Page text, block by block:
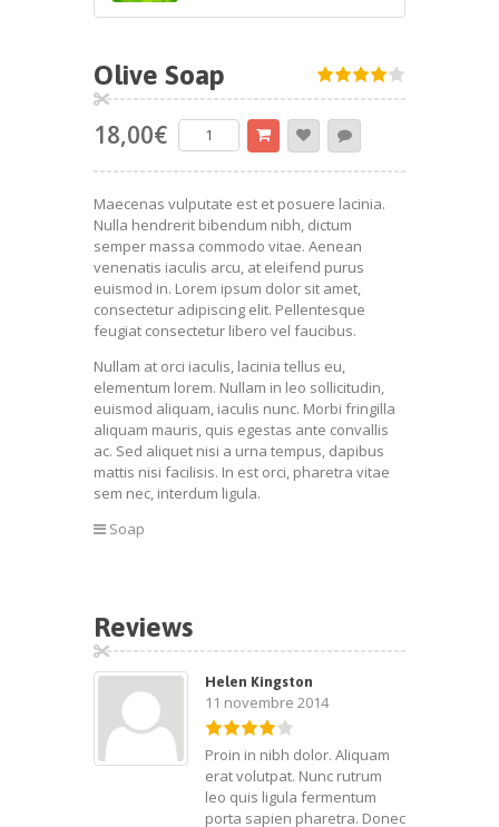
Olive Soap
18,00€
Maecenas vulputate est et posuere lacinia.
Nulla hendrerit bibendum nibh, dictum
semper massa commodo vitae. Aenean
venenatis iaculis arcu, at eleifend purus
euismod in. Lorem ipsum dolor sit amet,
consectetur adipiscing elit. Pellentesque
feugiat consectetur libero vel faucibus.
Nullam at orci iaculis, lacinia tellus eu,
elementum lorem. Nullam in leo sollicitudin,
euismod aliquam, iaculis nunc. Morbi fringilla
aliquam mauris, quis egestas ante convallis
ac. Sed aliquet nisi a urna tempus, dapibus
mattis nisi facilisis. In est orci, pharetra vitae
sem nec, interdum ligula.
Soap
Reviews
Helen Kingston
11 novembre 2014
Proin in nibh dolor. Aliquam
erat volutpat. Nunc rutrum
leo quis ligula fermentum
porta sapien pharetra. Donec